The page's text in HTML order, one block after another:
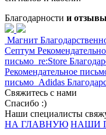
Благодарности и отзывы
Магнит
Септум
письмо re:Store
Рекомендательное
письмо Adidas
Свяжитесь с нами
Спасибо :)
Наши специалисты
НА ГЛАВНУЮ НАШИ